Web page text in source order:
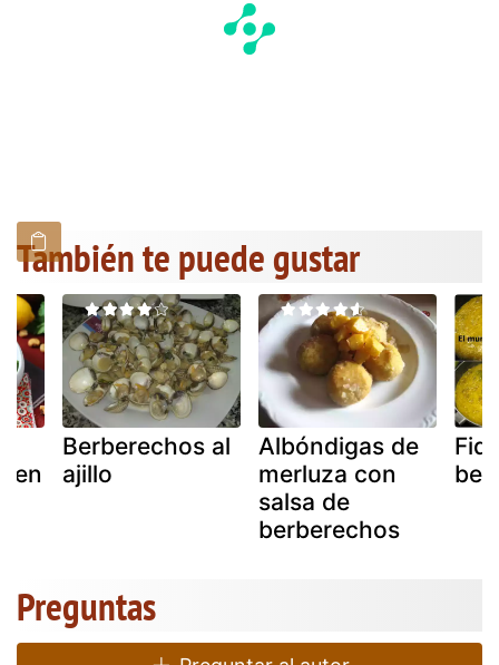
También te puede gustar
en
Berberechos al
ajillo
Albóndigas de
merluza con
salsa de
berberechos
Preguntas